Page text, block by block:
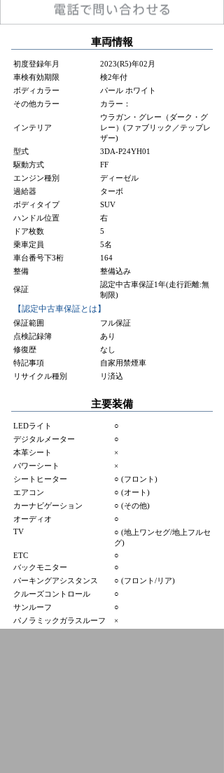
車両情報
初度登録年月
2023(R5)年02月
車検有効期限
検2年付
ボディカラー
パール ホワイト
その他カラー
カラー：
インテリア
ウラガン・グレー（ダーク・グ
レー）(ファブリック／テップレ
ザー)
型式
3DA-P24YH01
駆動方式
FF
エンジン種別
ディーゼル
過給器
ターボ
ボディタイプ
SUV
ハンドル位置
右
ドア枚数
5
乗車定員
5名
車台番号下3桁
164
整備
整備込み
保証
認定中古車保証1年(走行距離:無
制限)
【認定中古車保証とは】
保証範囲
フル保証
点検記録簿
あり
修復歴
なし
特記事項
自家用禁煙車
リサイクル種別
リ済込
主要装備
LEDライト
○
デジタルメーター
○
本革シート
×
パワーシート
×
シートヒーター
○ (フロント)
エアコン
○ (オート)
カーナビゲーション
○ (その他)
オーディオ
○
TV
○ (地上ワンセグ/地上フルセ
グ)
ETC
○
バックモニター
○
パーキングアシスタンス
○ (フロント/リア)
クルーズコントロール
○
サンルーフ
○
パノラミックガラスルーフ
×